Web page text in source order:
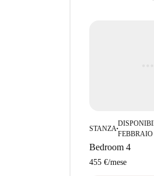
Immergiti nei
STANZA ■
FEBBRAIO
Bedroom 4
455 €/mese